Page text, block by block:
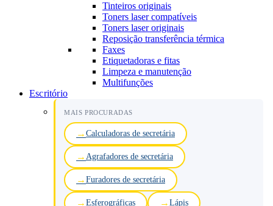
Tinteiros originais
Toners laser compatíveis
Toners laser originais
Reposição transferência térmica
Faxes
Etiquetadoras e fitas
Limpeza e manutenção
Multifunções
Escritório
MAIS PROCURADAS
Calculadoras de secretária
Agrafadores de secretária
Furadores de secretária
Esferográficas Lápis